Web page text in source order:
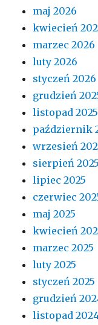
maj 2026
kwiecień
marzec 2026
luty 2026
styczeń 2026
grudzień
listopad 2025
październik
wrzesień
sierpień 2025
lipiec 2025
czerwiec
maj 2025
kwiecień
marzec 2025
luty 2025
styczeń 2025
grudzień
listopad